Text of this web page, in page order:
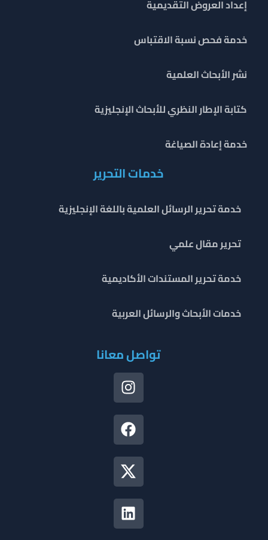
إعداد العروض التقديمية
خدمة فحص نسبة الاقتباس
نشر الأبحاث العلمية
كتابة الإطار النظري للأبحاث الإنجليزية
خدمة إعادة الصياغة
خدمات التحرير
خدمة تحرير الرسائل العلمية باللغة الإنجليزية
تحرير مقال علمي
خدمة تحرير المستندات الأكاديمية
خدمات الأبحاث والرسائل العربية
تواصل معانا